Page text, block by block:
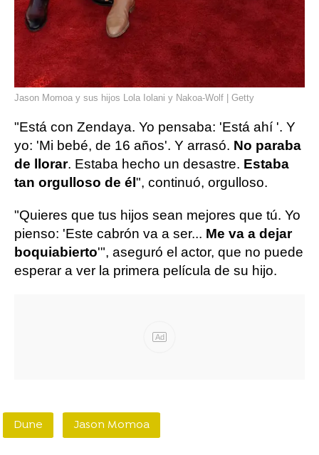
Jason Momoa y sus hijos Lola Iolani y Nakoa-Wolf | Getty
"Está con Zendaya. Yo pensaba: 'Está ahí '. Y
yo: 'Mi bebé, de 16 años'. Y arrasó. No paraba
de llorar. Estaba hecho un desastre. Estaba
tan orgulloso de él", continuó, orgulloso.
"Quieres que tus hijos sean mejores que tú. Yo
pienso: 'Este cabrón va a ser... Me va a dejar
boquiabierto'", aseguró el actor, que no puede
esperar a ver la primera película de su hijo.
Ad
Dune Jason Momoa